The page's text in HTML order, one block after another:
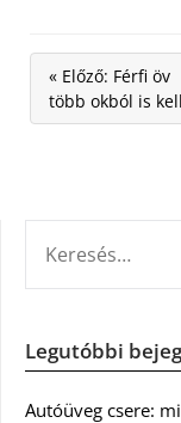
« Előző: Férfi öv
több okból is kell
Legutóbbi
Autóüveg csere: